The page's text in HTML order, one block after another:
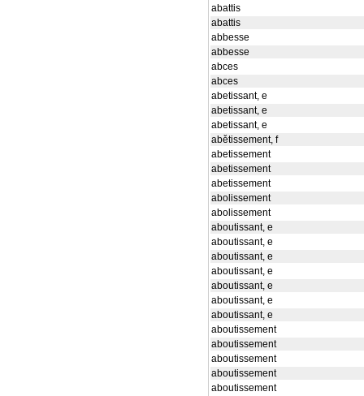
abattis
abattis
abbesse
abbesse
abces
abces
abetissant, e
abetissant, e
abetissant, e
abětissement, f
abetissement
abetissement
abetissement
abolissement
abolissement
aboutissant, e
aboutissant, e
aboutissant, e
aboutissant, e
aboutissant, e
aboutissant, e
aboutissant, e
aboutissement
aboutissement
aboutissement
aboutissement
aboutissement